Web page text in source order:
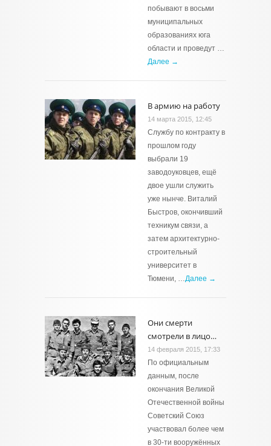
побывают в восьми
муниципальных
образованиях юга
области и проведут …
Далее →
В армию на работу
14 марта 2015, 12:45
Службу по контракту в
прошлом году
выбрали 19
заводоуковцев, ещё
двое ушли служить
уже нынче. Виталий
Быстров, окончивший
техникум связи, а
затем архитектурно-
строительный
университет в
Тюмени, …Далее →
Они смерти
смотрели в лицо…
14 февраля 2015, 17:33
По официальным
данным, после
окончания Великой
Отечественной войны
Советский Союз
участвовал более чем
в 30-ти вооружённых